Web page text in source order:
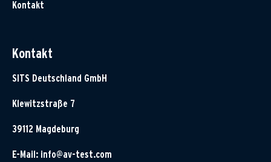
Kontakt
Kontakt
SITS Deutschland GmbH
Klewitzstraße 7
39112 Magdeburg
E-Mail: info@av-test.com